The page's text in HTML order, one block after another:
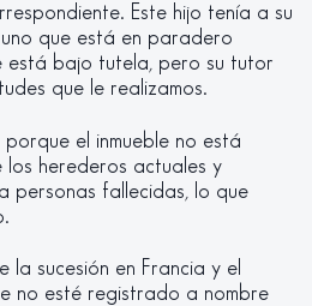
Este hijo tenía a su
que está en paradero
está bajo tutela, pero su tutor
que le realizamos.
porque el inmueble no está
herederos actuales y
personas fallecidas, lo que
la sucesión en Francia y el
no esté registrado a nombre